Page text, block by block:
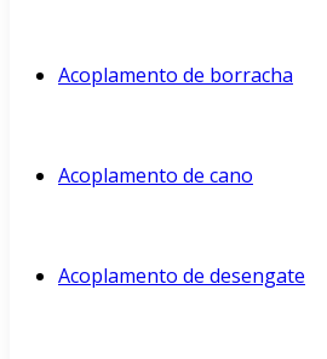
Acoplamento de borracha
Acoplamento de cano
Acoplamento de desengate